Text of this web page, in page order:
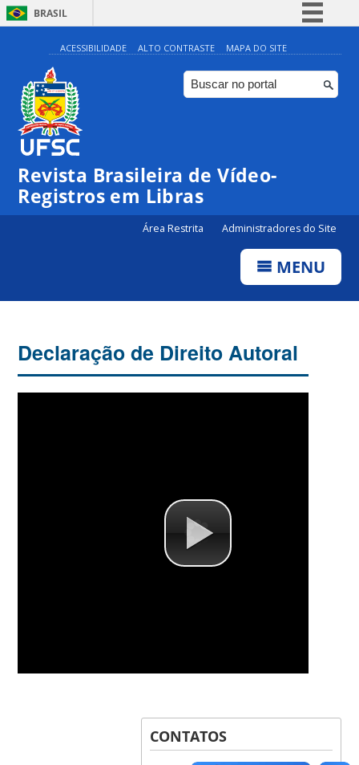
BRASIL
Simplifique!
Comunica BR
Participe
Canais
ACESSIBILIDADE ALTO CONTRASTE MAPA DO SITE
Revista Brasileira de Vídeo-
Registros em Libras
Área Restrita Administradores do Site
MENU
Declaração de Direito Autoral
CONTATOS